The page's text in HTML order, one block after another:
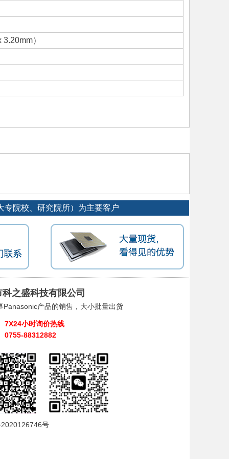
）
专院校、研究院所）为主要客户
之盛科技有限公司
Panasonic产品的销售，大小批量出货
7X24小时询价热线
0755-88312882
号